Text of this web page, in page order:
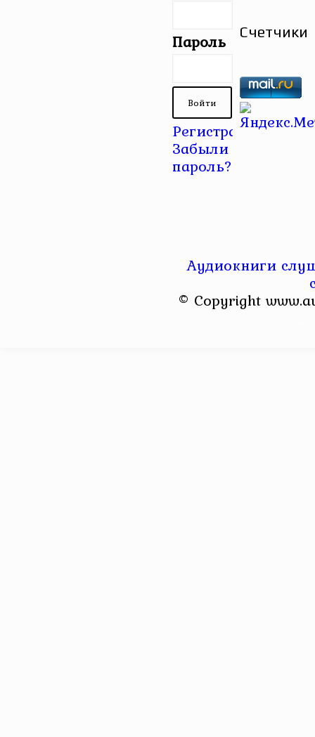
Пароль
Регистрация |
Забыли
пароль?
Счетчики
Аудиокниги
© Copyright